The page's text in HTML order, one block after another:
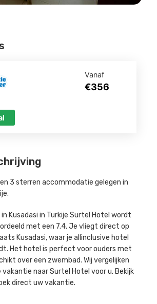
3 sterren accommodatie gelegen in
Kusadasi in Turkije Surtel Hotel wordt
met een 7.4. Je vliegt direct op
Kusadasi, waar je allinclusive hotel
Het hotel is perfect voor ouders met
over een zwembad. Wij vergelijken
naar Surtel Hotel voor u. Bekijk
direct uw vakantie.
Vanaf
€356